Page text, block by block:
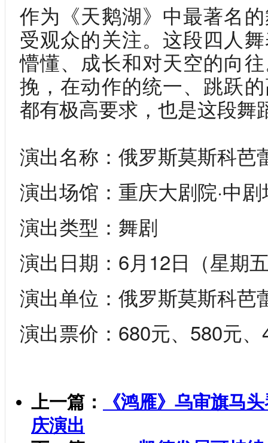
作为《天鹅湖》中最著名
受观众的关注。这段四人
懵懂、成长和对天空的向
挽，在动作的统一、跳跃
都有极高要求，也是这段舞
演出名称：俄罗斯莫斯科芭
演出场馆：重庆大剧院·中剧
演出类型：舞剧
演出日期：6月12日（星期
演出单位：俄罗斯莫斯科芭
演出票价：680元、580元
上一篇：
《鸿雁》乌审旗马
庆演出